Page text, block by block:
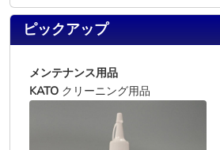
ピックアップ
メンテナンス用品
KATO クリーニング用品